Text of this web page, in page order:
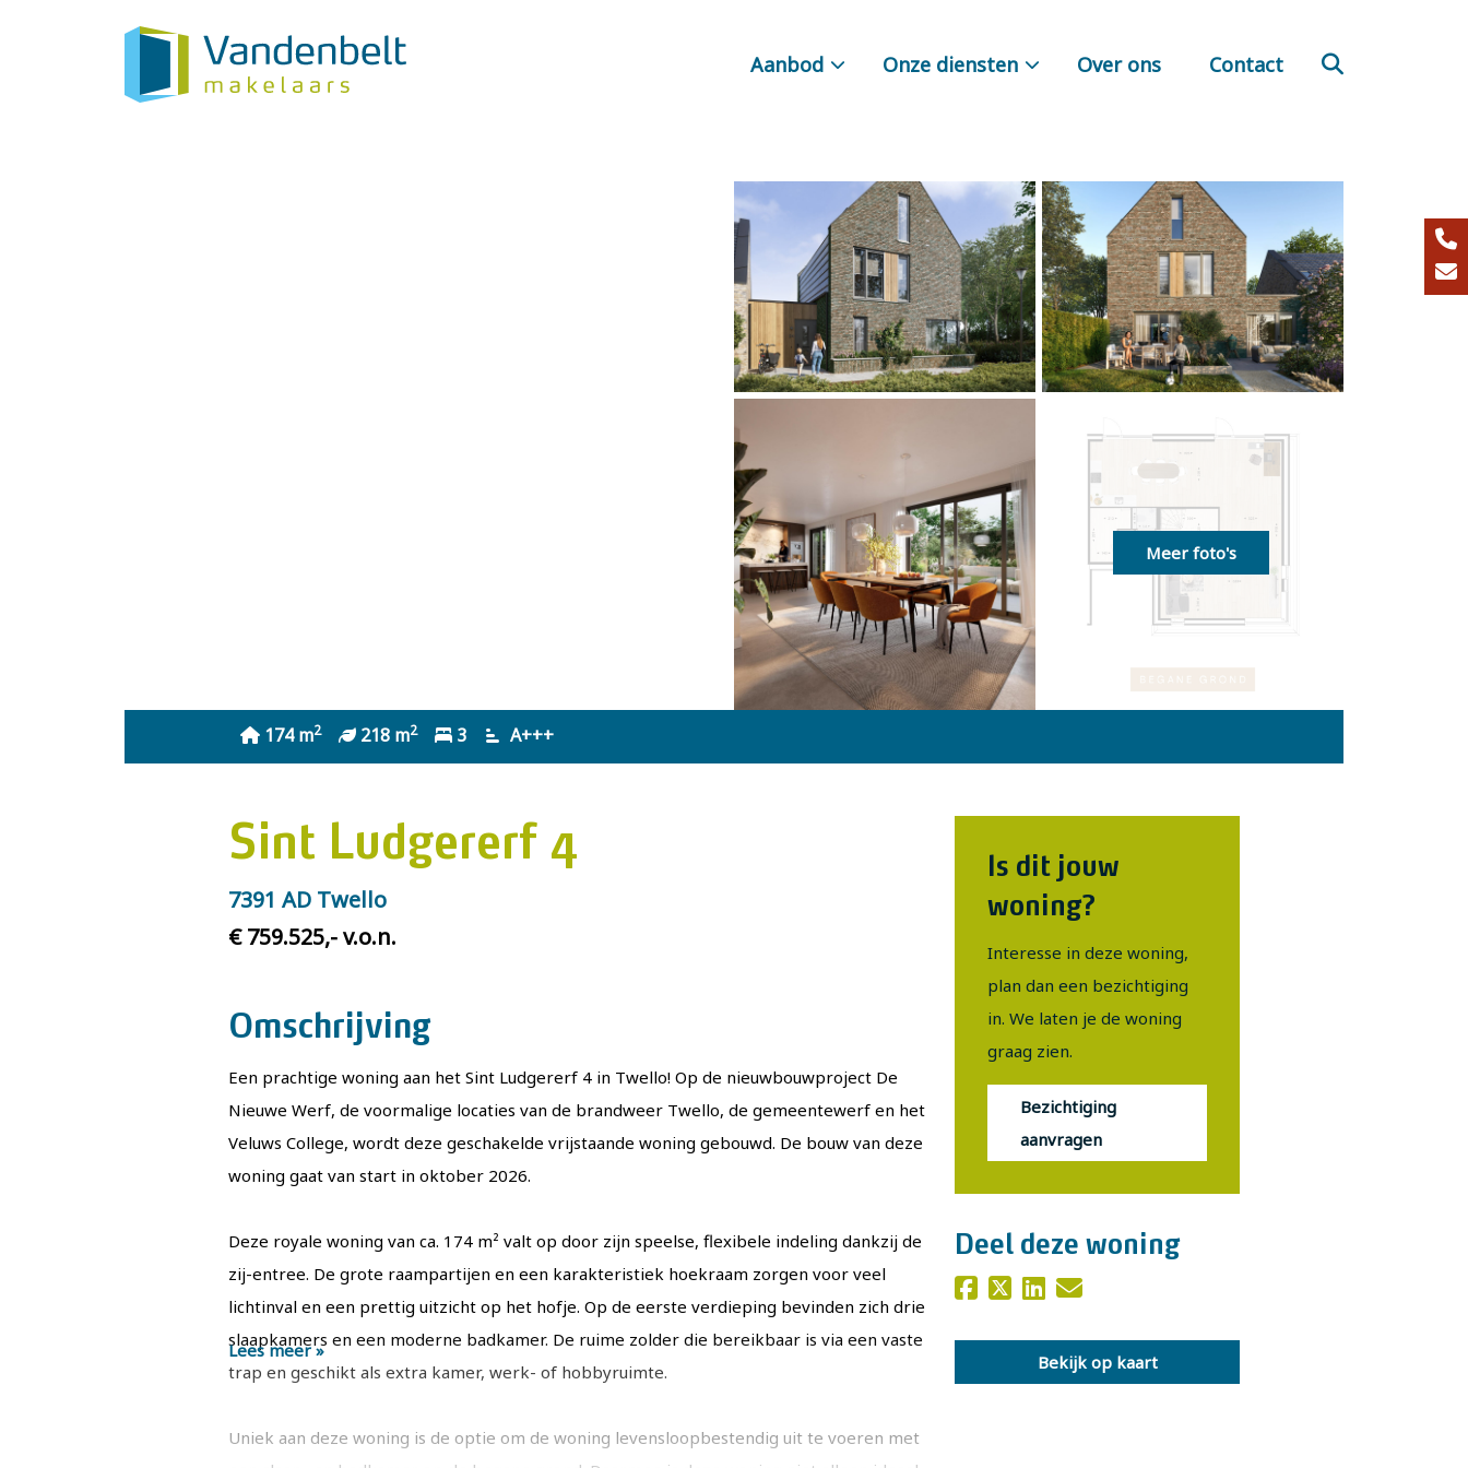
Aanbod Onze diensten Over ons Contact
Meer foto's
174 m2 218 m2 3 A+++
Sint Ludgererf 4
7391 AD Twello
€ 759.525,- v.o.n.
Omschrijving
Een prachtige woning aan het Sint Ludgererf 4 in Twello! Op de nieuwbouwproject De
Nieuwe Werf, de voormalige locaties van de brandweer Twello, de gemeentewerf en het
Veluws College, wordt deze geschakelde vrijstaande woning gebouwd. De bouw van deze
woning gaat van start in oktober 2026.
Deze royale woning van ca. 174 m² valt op door zijn speelse, flexibele indeling dankzij de
zij-entree. De grote raampartijen en een karakteristiek hoekraam zorgen voor veel
lichtinval en een prettig uitzicht op het hofje. Op de eerste verdieping bevinden zich drie
slaapkamers en een moderne badkamer. De ruime zolder die bereikbaar is via een vaste
trap en geschikt als extra kamer, werk- of hobbyruimte.
Uniek aan deze woning is de optie om de woning levensloopbestendig uit te voeren met
Lees meer »
Is dit jouw
woning?
Interesse in deze woning,
plan dan een bezichtiging
in. We laten je de woning
graag zien.
Bezichtiging
aanvragen
Deel deze woning
Bekijk op kaart